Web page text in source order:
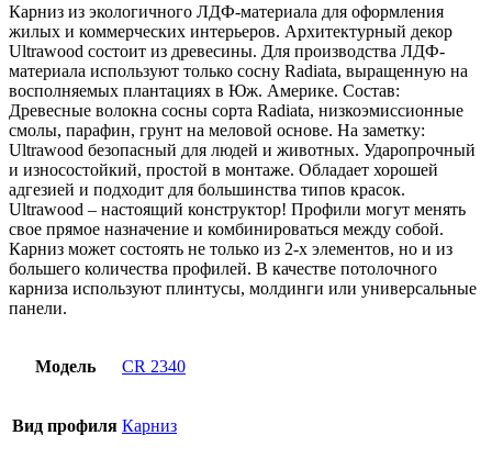
Карниз из экологичного ЛДФ-материала для оформления
жилых и коммерческих интерьеров. Архитектурный декор
Ultrawood состоит из древесины. Для производства ЛДФ-
материала используют только сосну Radiatа, выращенную на
восполняемых плантациях в Юж. Америке. Состав:
Древесные волокна сосны сорта Radiata, низкоэмиссионные
смолы, парафин, грунт на меловой основе. На заметку:
Ultrawood безопасный для людей и животных. Ударопрочный
и износостойкий, простой в монтаже. Обладает хорошей
адгезией и подходит для большинства типов красок.
Ultrawood – настоящий конструктор! Профили могут менять
свое прямое назначение и комбинироваться между собой.
Карниз может состоять не только из 2-х элементов, но и из
большего количества профилей. В качестве потолочного
карниза используют плинтусы, молдинги или универсальные
панели.
Модель CR 2340
Вид профиля Карниз